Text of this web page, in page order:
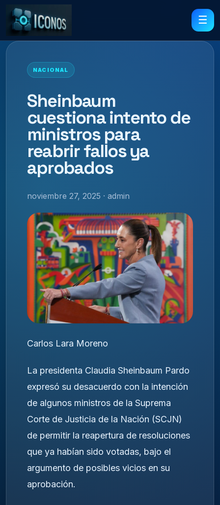
☰
NACIONAL
Sheinbaum
cuestiona intento de
ministros para
reabrir fallos ya
aprobados
noviembre 27, 2025 · admin
Carlos Lara Moreno
La presidenta Claudia Sheinbaum Pardo
expresó su desacuerdo con la intención
de algunos ministros de la Suprema
Corte de Justicia de la Nación (SCJN)
de permitir la reapertura de resoluciones
que ya habían sido votadas, bajo el
argumento de posibles vicios en su
aprobación.